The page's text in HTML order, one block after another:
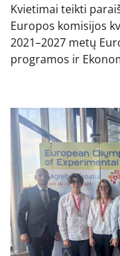
Kvietimai teikti
Europos komisijos
2021–2027 metų
programos ir